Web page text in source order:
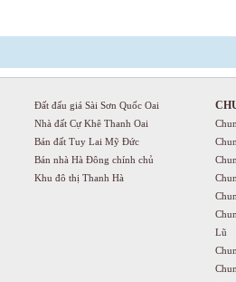
Đất đấu giá Sài Sơn Quốc Oai
Nhà đất Cự Khê Thanh Oai
Bán đất Tuy Lai Mỹ Đức
Bán nhà Hà Đông chính chủ
Khu đô thị Thanh Hà
Lũ